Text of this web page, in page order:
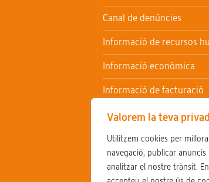
Valorem la teva
Utilitzem cookies per
navegació, publicar
analitzar el nostre trànsit.
Canal de denúncies
Informació de recursos
Informació econòmica
Informació de facturació
Informació de
Treballa al CSSV